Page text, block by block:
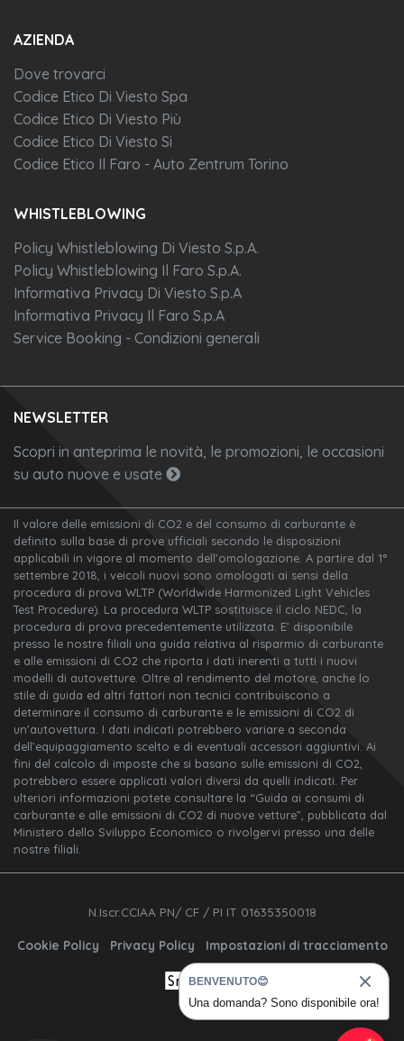
AZIENDA
Dove trovarci
Codice Etico Di Viesto Spa
Codice Etico Di Viesto Più
Codice Etico Di Viesto Si
Codice Etico Il Faro - Auto Zentrum Torino
WHISTLEBLOWING
Policy Whistleblowing Di Viesto S.p.A.
Policy Whistleblowing Il Faro S.p.A.
Informativa Privacy Di Viesto S.p.A
Informativa Privacy Il Faro S.p.A
Service Booking - Condizioni generali
NEWSLETTER
Scopri in anteprima le novità, le promozioni, le occasioni
su auto nuove e usate
Il valore delle emissioni di CO2 e del consumo di carburante è
definito sulla base di prove ufficiali secondo le disposizioni
applicabili in vigore al momento dell'omologazione. A partire dal 1°
settembre 2018, i veicoli nuovi sono omologati ai sensi della
procedura di prova WLTP (Worldwide Harmonized Light Vehicles
Test Procedure). La procedura WLTP sostituisce il ciclo NEDC, la
procedura di prova precedentemente utilizzata. E’ disponibile
presso le nostre filiali una guida relativa al risparmio di carburante
e alle emissioni di CO2 che riporta i dati inerenti a tutti i nuovi
modelli di autovetture. Oltre al rendimento del motore, anche lo
stile di guida ed altri fattori non tecnici contribuiscono a
determinare il consumo di carburante e le emissioni di CO2 di
un’autovettura. I dati indicati potrebbero variare a seconda
dell’equipaggiamento scelto e di eventuali accessori aggiuntivi. Ai
fini del calcolo di imposte che si basano sulle emissioni di CO2,
potrebbero essere applicati valori diversi da quelli indicati. Per
ulteriori informazioni potete consultare la “Guida ai consumi di
carburante e alle emissioni di CO2 di nuove vetture”, pubblicata dal
Ministero dello Sviluppo Economico o rivolgervi presso una delle
nostre filiali.
N.Iscr.CCIAA PN/ CF / PI IT 01635350018
Cookie Policy Privacy Policy Impostazioni di tracciamento
BENVENUTO😊
Una domanda? Sono disponibile ora!